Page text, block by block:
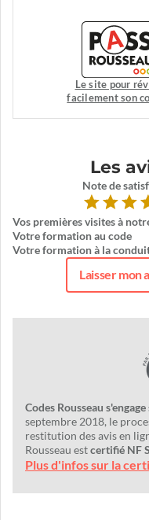
Le site pour
facilement son
Les
Note de
Vos premières visites à
Votre formation au code
Votre formation à la
Laisser mon
Codes Rousseau
septembre 2018, le
restitution des avis en
Rousseau estcertifié NF
Plus d'infos sur la